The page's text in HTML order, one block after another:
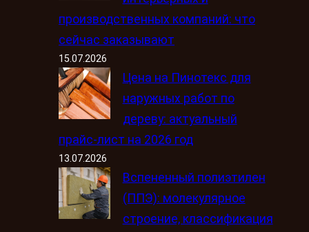
производственных компаний: что
сейчас заказывают
15.07.2026
Цена на Пинотекс для
наружных работ по
дереву: актуальный
прайс-лист на 2026 год
13.07.2026
Вспененный полиэтилен
(ППЭ): молекулярное
строение, классификация